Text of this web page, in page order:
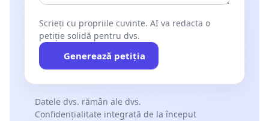
Scrieți cu propriile cuvinte. AI va redacta o
petiție solidă pentru dvs.
Generează petiția
Datele dvs. rămân ale dvs.
Confidențialitate integrată de la început